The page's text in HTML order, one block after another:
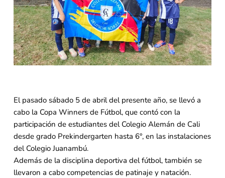
El pasado sábado 5 de abril del presente año, se llevó a
cabo la Copa Winners de Fútbol, que contó con la
participación de estudiantes del Colegio Alemán de Cali
desde grado Prekindergarten hasta 6°, en las instalaciones
del Colegio Juanambú.
Además de la disciplina deportiva del fútbol, también se
llevaron a cabo competencias de patinaje y natación.